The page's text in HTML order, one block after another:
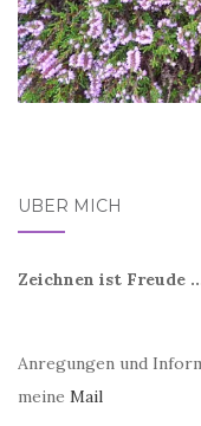
ÜBER MICH
Zeichnen ist Freude
Anregungen und
meine Mail